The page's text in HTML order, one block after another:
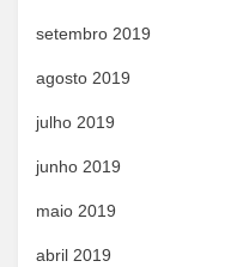
setembro 2019
agosto 2019
julho 2019
junho 2019
maio 2019
abril 2019